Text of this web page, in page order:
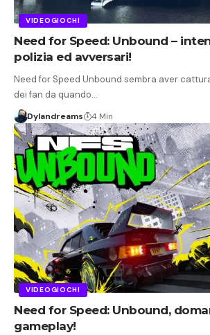
VIDEOGIOCHI
Need for Speed: Unbound –
polizia ed avversari!
Need for Speed Unbound sembra aver
dei fan da quando…
Dylandreams 4 Min
VIDEOGIOCHI
Need for Speed: Unbound,
gameplay!